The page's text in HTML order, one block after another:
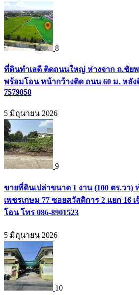
8
ที่ดินทำเลดี ติดถนนใหญ่ ห่างจาก ถ.ชัยพ
พร้อมโอน หน้ากว้างติด ถนน 60 ม. หลัง
7579858
5 มิถุนายน 2026
9
ขายที่ดินเปล่าขนาด 1 งาน (100 ตร.วา)
เพชรเกษม 77 ซอยสวัสดิการ 2 แยก 16
โอน โทร 086-8901523
5 มิถุนายน 2026
10